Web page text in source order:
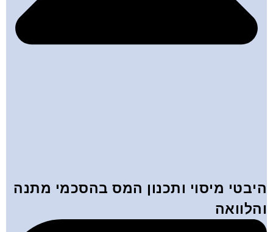
היבטי מיסוי ותכנון המס בהסכמי מתנה
והלוואה